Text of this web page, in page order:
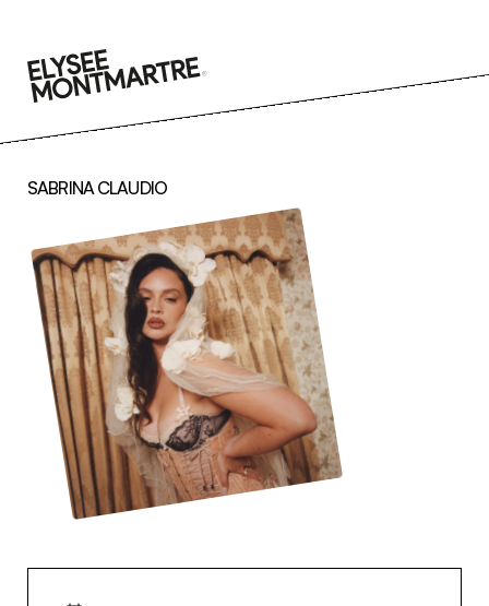
content
SABRINA CLAUDIO